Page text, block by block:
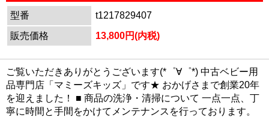
型番
t1217829407
販売価格
13,800円(内税)
ご覧いただきありがとうございます(*゜∀゜*) 中古ベビー用
品専門店「マミーズキッズ」です★ おかげさまで創業20年
を迎えました！ ■ 商品の洗浄・清掃について 一点一点、丁
寧に時間と手間をかけてメンテナンスを行っております。